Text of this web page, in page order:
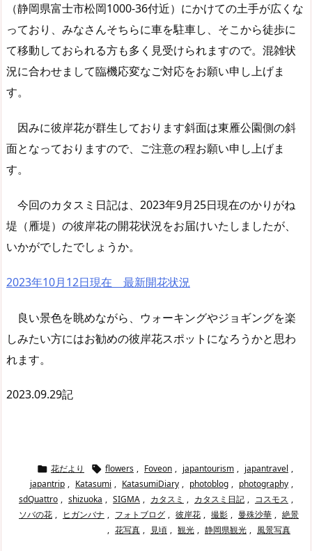
（静岡県富士市松岡1000-36付近）にかけての土手が広くな
っており、みなさんそちらに車を駐車し、そこから徒歩に
て移動しておられる方も多く見受けられますので。混雑状
況に合わせまして臨機応変なご対応をお願い申し上げま
す。
因みに彼岸花が群生しております斜面は東雁公園側の斜
面となっておりますので、ご注意の程お願い申し上げま
す。
今回のカタスミ日記は、2023年9月25日現在のかりがね
堤（雁堤）の彼岸花の開花状況をお届けいたしましたが、
いかがでしたでしょうか。
2023年10月12日現在 最新開花状況
良い景色を眺めながら、ウォーキングやジョギングを楽
しみたい方にはお勧めの彼岸花スポットになろうかと思わ
れます。
2023.09.29記
 花だより  flowers , Foveon , japantourism , japantravel ,
japantrip , Katasumi , KatasumiDiary , photoblog , photography ,
sdQuattro , shizuoka , SIGMA , カタスミ , カタスミ日記 , コスモス ,
ソバの花 , ヒガンバナ , フォトブログ , 彼岸花 , 撮影 , 曼殊沙華 , 絶景
, 花写真 , 見頃 , 観光 , 静岡県観光 , 風景写真